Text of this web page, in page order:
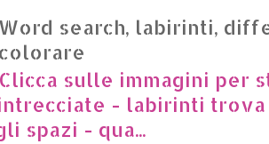
Word search, labirinti,
colorare
Clicca sulle immagini per
- labirinti
spazi - qua...